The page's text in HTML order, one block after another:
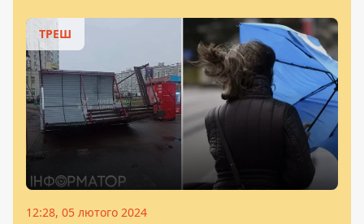
ТРЕШ
12:28, 05 лютого 2024